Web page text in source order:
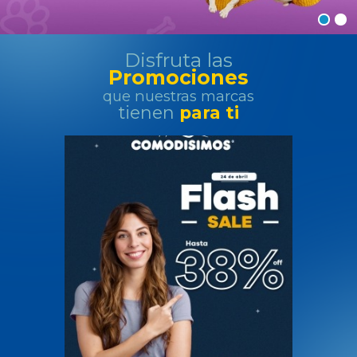
o
m
e
r
i
a
l
C
Disfruta las
Promociones
que nuestras marcas
tienen para ti